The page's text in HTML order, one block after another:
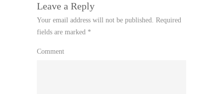
Leave a Reply
Your email address will not be published. Required
fields are marked *
Comment